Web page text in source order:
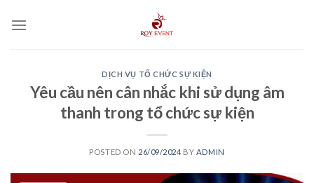
DỊCH VỤ TỔ CHỨC SỰ KIỆN
Yêu cầu nên cân nhắc khi sử dụng âm
thanh trong tổ chức sự kiện
POSTED ON 26/09/2024 BY ADMIN